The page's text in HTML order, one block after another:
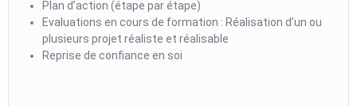
Plan d’action (étape par étape)
Evaluations en cours de formation : Réalisation d’un ou
plusieurs projet réaliste et réalisable
Reprise de confiance en soi